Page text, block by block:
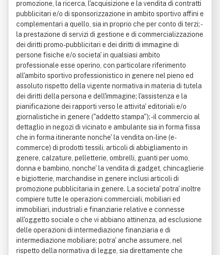
promozione, la ricerca, l'acquisizione e la vendita di contratti
pubblicitari e/o di sponsorizzazione in ambito sportivo affini e
complementari a quello, sia in proprio che per conto di terzi; -
la prestazione di servizi di gestione e di commercializzazione
dei diritti promo-pubblicitari e dei diritti di immagine di
persone fisiche e/o societa' in qualsiasi ambito
professionale esse operino, con particolare riferimento
all'ambito sportivo professionistico in genere nel pieno ed
assoluto rispetto della vigente normativa in materia di tutela
dei diritti della persona e dell'immagine; l'assistenza e la
pianificazione dei rapporti verso le attivita' editoriali e/o
giornalistiche in genere ("addetto stampa"); - il commercio al
dettaglio in negozi di vicinato e ambulante sia in forma fissa
che in forma itinerante nonche' la vendita on-line (e-
commerce) di prodotti tessili, articoli di abbigliamento in
genere, calzature, pelletterie, ombrelli, guanti per uomo,
donna e bambino, nonche' la vendita di gadget, chincaglierie
e bigiotterie, marchandise in genere inclusi articoli di
promozione pubblicitaria in genere. La societa' potra' inoltre
compiere tutte le operazioni commerciali, mobiliari ed
immobiliari, industriali e finanziarie relative e connesse
all'oggetto sociale o che vi abbiano attinenza, ad esclusione
delle operazioni di intermediazione finanziaria e di
intermediazione mobiliare; potra' anche assumere, nel
rispetto della normativa di legge, sia direttamente che